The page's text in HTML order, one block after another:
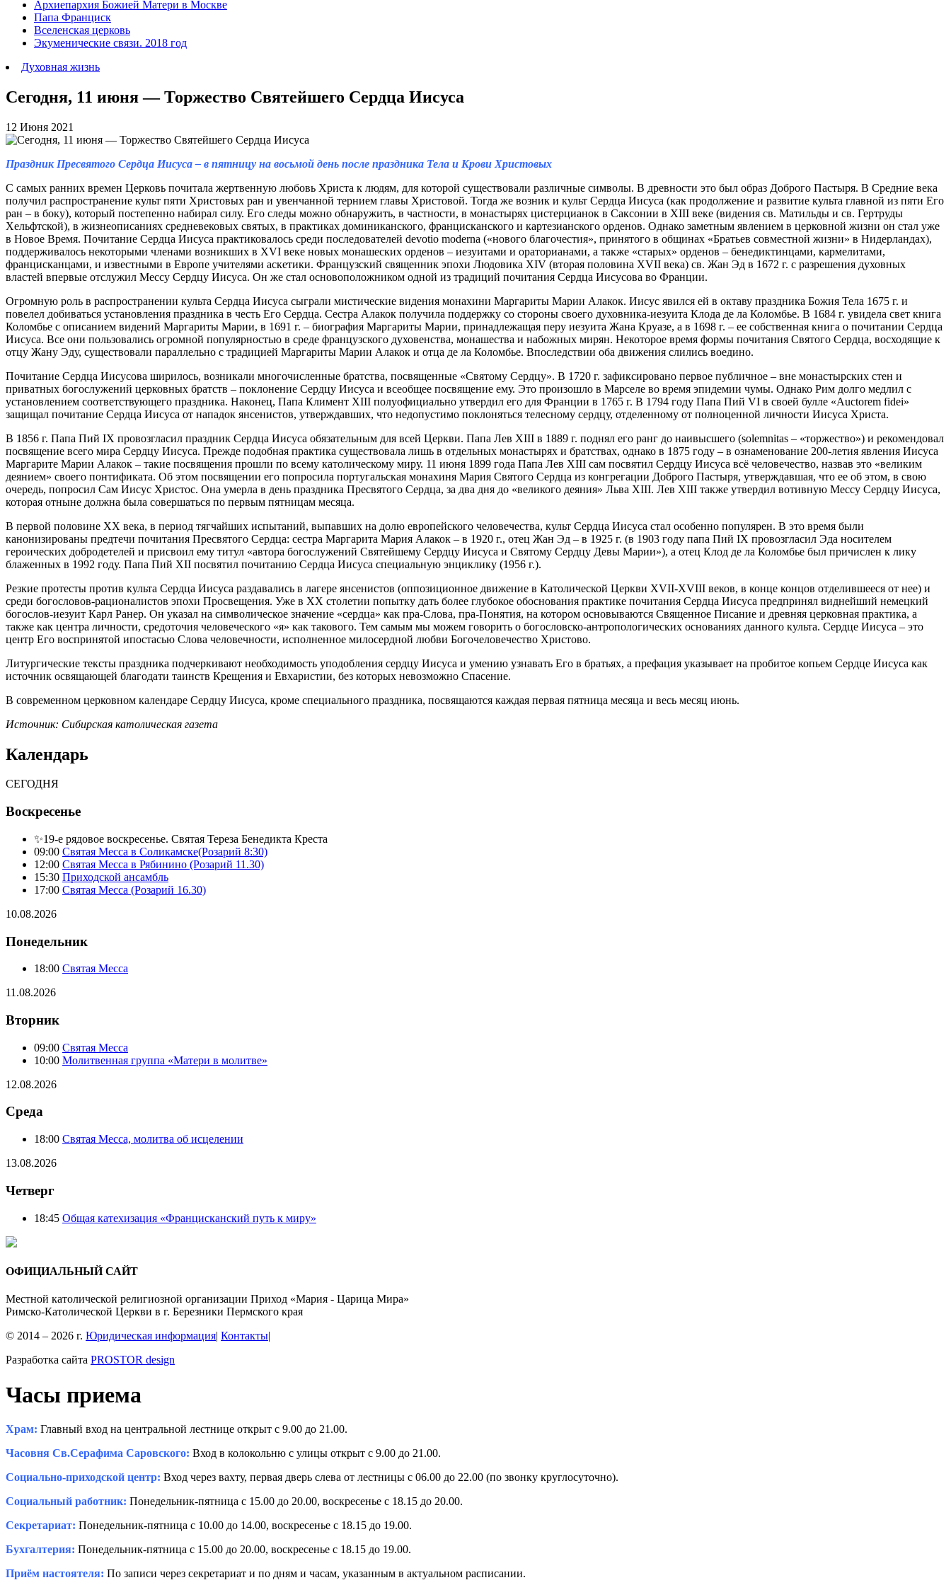
Архиепархия Божией Матери в Москве
Папа Франциск
Вселенская церковь
Экуменические связи. 2018 год
Духовная жизнь
Сегодня, 11 июня — Торжество Святейшего Сердца Иисуса
12 Июня 2021
Праздник Пресвятого Сердца Иисуса – в пятницу на восьмой день после праздника Тела и Крови Христовых
С самых ранних времен Церковь почитала жертвенную любовь Христа к людям, для которой существовали различные символы. В древности это был образ Доброго Пастыря. В Средние века
получил распространение культ пяти Христовых ран и увенчанной тернием главы Христовой. Тогда же возник и культ Сердца Иисуса (как продолжение и развитие культа главной из пяти Его
ран – в боку), который постепенно набирал силу. Его следы можно обнаружить, в частности, в монастырях цистерцианок в Саксонии в XIII веке (видения св. Матильды и св. Гертруды
Хельфтской), в жизнеописаниях средневековых святых, в практиках доминиканского, францисканского и картезианского орденов. Однако заметным явлением в церковной жизни он стал уже
в Новое Время. Почитание Сердца Иисуса практиковалось среди последователей devotio moderna («нового благочестия», принятого в общинах «Братьев совместной жизни» в Нидерландах),
поддерживалось некоторыми членами возникших в XVI веке новых монашеских орденов – иезуитами и ораторианами, а также «старых» орденов – бенедиктинцами, кармелитами,
францисканцами, и известными в Европе учителями аскетики. Французский священник эпохи Людовика XIV (вторая половина XVII века) св. Жан Эд в 1672 г. с разрешения духовных
властей впервые отслужил Мессу Сердцу Иисуса. Он же стал основоположником одной из традиций почитания Сердца Иисусова во Франции.
Огромную роль в распространении культа Сердца Иисуса сыграли мистические видения монахини Маргариты Марии Алакок. Иисус явился ей в октаву праздника Божия Тела 1675 г. и
повелел добиваться установления праздника в честь Его Сердца. Сестра Алакок получила поддержку со стороны своего духовника-иезуита Клода де ла Коломбье. В 1684 г. увидела свет книга
Коломбье с описанием видений Маргариты Марии, в 1691 г. – биография Маргариты Марии, принадлежащая перу иезуита Жана Круазе, а в 1698 г. – ее собственная книга о почитании Сердца
Иисуса. Все они пользовались огромной популярностью в среде французского духовенства, монашества и набожных мирян. Некоторое время формы почитания Святого Сердца, восходящие к
отцу Жану Эду, существовали параллельно с традицией Маргариты Марии Алакок и отца де ла Коломбье. Впоследствии оба движения слились воедино.
Почитание Сердца Иисусова ширилось, возникали многочисленные братства, посвященные «Святому Сердцу». В 1720 г. зафиксировано первое публичное – вне монастырских стен и
приватных богослужений церковных братств – поклонение Сердцу Иисуса и всеобщее посвящение ему. Это произошло в Марселе во время эпидемии чумы. Однако Рим долго медлил с
установлением соответствующего праздника. Наконец, Папа Климент XIII полуофициально утвердил его для Франции в 1765 г. В 1794 году Папа Пий VI в своей булле «Auctorem fidei»
защищал почитание Сердца Иисуса от нападок янсенистов, утверждавших, что недопустимо поклоняться телесному сердцу, отделенному от полноценной личности Иисуса Христа.
В 1856 г. Папа Пий IX провозгласил праздник Сердца Иисуса обязательным для всей Церкви. Папа Лев XIII в 1889 г. поднял его ранг до наивысшего (solemnitas – «торжество») и рекомендовал
посвящение всего мира Сердцу Иисуса. Прежде подобная практика существовала лишь в отдельных монастырях и братствах, однако в 1875 году – в ознаменование 200-летия явления Иисуса
Маргарите Марии Алакок – такие посвящения прошли по всему католическому миру. 11 июня 1899 года Папа Лев XIII сам посвятил Сердцу Иисуса всё человечество, назвав это «великим
деянием» своего понтификата. Об этом посвящении его попросила португальская монахиня Мария Святого Сердца из конгрегации Доброго Пастыря, утверждавшая, что ее об этом, в свою
очередь, попросил Сам Иисус Христос. Она умерла в день праздника Пресвятого Сердца, за два дня до «великого деяния» Льва XIII. Лев XIII также утвердил вотивную Мессу Сердцу Иисуса,
которая отныне должна была совершаться по первым пятницам месяца.
В первой половине XX века, в период тягчайших испытаний, выпавших на долю европейского человечества, культ Сердца Иисуса стал особенно популярен. В это время были
канонизированы предтечи почитания Пресвятого Сердца: сестра Маргарита Мария Алакок – в 1920 г., отец Жан Эд – в 1925 г. (в 1903 году папа Пий IX провозгласил Эда носителем
героических добродетелей и присвоил ему титул «автора богослужений Святейшему Сердцу Иисуса и Святому Сердцу Девы Марии»), а отец Клод де ла Коломбье был причислен к лику
блаженных в 1992 году. Папа Пий XII посвятил почитанию Сердца Иисуса специальную энциклику (1956 г.).
Резкие протесты против культа Сердца Иисуса раздавались в лагере янсенистов (оппозиционное движение в Католической Церкви XVII-XVIII веков, в конце концов отделившееся от нее) и
среди богословов-рационалистов эпохи Просвещения. Уже в XX столетии попытку дать более глубокое обоснования практике почитания Сердца Иисуса предпринял виднейший немецкий
богослов-иезуит Карл Ранер. Он указал на символическое значение «сердца» как пра-Слова, пра-Понятия, на котором основываются Священное Писание и древняя церковная практика, а
также как центра личности, средоточия человеческого «я» как такового. Тем самым мы можем говорить о богословско-антропологических основаниях данного культа. Сердце Иисуса – это
центр Его воспринятой ипостасью Слова человечности, исполненное милосердной любви Богочеловечество Христово.
Литургические тексты праздника подчеркивают необходимость уподобления сердцу Иисуса и умению узнавать Его в братьях, а префация указывает на пробитое копьем Сердце Иисуса как
источник освящающей благодати таинств Крещения и Евхаристии, без которых невозможно Спасение.
В современном церковном календаре Сердцу Иисуса, кроме специального праздника, посвящаются каждая первая пятница месяца и весь месяц июнь.
Источник: Сибирская католическая газета
Календарь
СЕГОДНЯ
Воскресенье
✨19-е рядовое воскресенье. Святая Тереза Бенедикта Креста
09:00 Святая Месса в Соликамске(Розарий 8:30)
12:00 Святая Месса в Рябинино (Розарий 11.30)
15:30 Приходской ансамбль
17:00 Святая Месса (Розарий 16.30)
10.08.2026
Понедельник
18:00 Святая Месса
11.08.2026
Вторник
09:00 Святая Месса
10:00 Молитвенная группа «Матери в молитве»
12.08.2026
Среда
18:00 Святая Месса, молитва об исцелении
13.08.2026
Четверг
18:45 Общая катехизация «Францисканский путь к миру»
ОФИЦИАЛЬНЫЙ САЙТ
Местной католической религиозной организации Приход «Мария - Царица Мира»
Римско-Католической Церкви в г. Березники Пермского края
© 2014 – 2026 г. Юридическая информация| Контакты|
Разработка сайта PROSTOR design
Часы приема
Храм: Главный вход на центральной лестнице открыт с 9.00 до 21.00.
Часовня Св.Серафима Саровского: Вход в колокольню с улицы открыт с 9.00 до 21.00.
Социально-приходской центр: Вход через вахту, первая дверь слева от лестницы с 06.00 до 22.00 (по звонку круглосуточно).
Социальный работник: Понедельник-пятница с 15.00 до 20.00, воскресенье с 18.15 до 20.00.
Секретариат: Понедельник-пятница с 10.00 до 14.00, воскресенье с 18.15 до 19.00.
Бухгалтерия: Понедельник-пятница с 15.00 до 20.00, воскресенье с 18.15 до 19.00.
Приём настоятеля: По записи через секретариат и по дням и часам, указанным в актуальном расписании.